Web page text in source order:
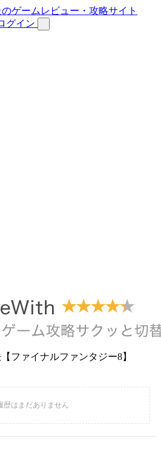
グイン
ファイナルファンタジー8】